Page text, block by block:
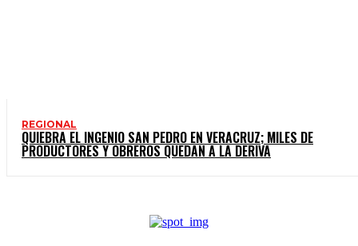
REGIONAL
QUIEBRA EL INGENIO SAN PEDRO EN VERACRUZ; MILES DE
PRODUCTORES Y OBREROS QUEDAN A LA DERIVA